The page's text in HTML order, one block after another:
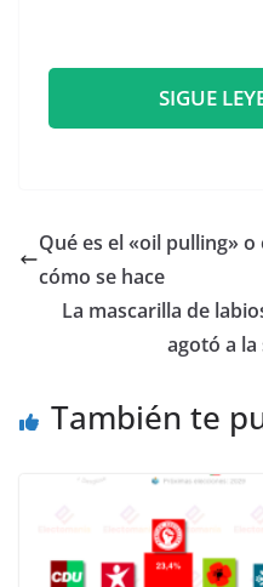
SIGUE
Qué es el «oil pulling»
cómo se hace
​La mascarilla de
agotó a la
También te